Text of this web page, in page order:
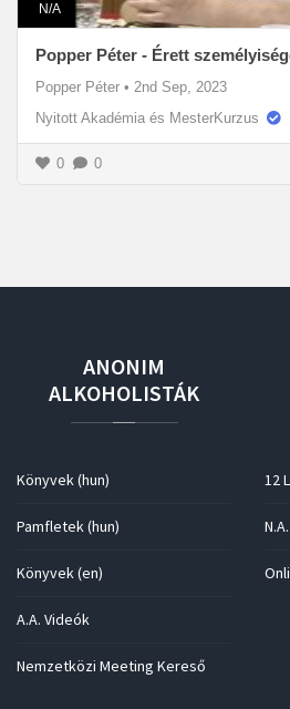
N/A
Popper Péter - Érett
Popper Péter • 2nd Sep, 2023
Nyitott Akadémia és MesterKurzus
0 0
ANONIM
ALKOHOLISTÁK
Könyvek (hun)
Pamfletek (hun)
Könyvek (en)
A.A. Videók
Nemzetközi Meeting Kereső
12